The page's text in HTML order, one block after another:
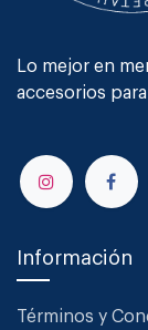
Lo mejor en
accesorios
Información
Términos y